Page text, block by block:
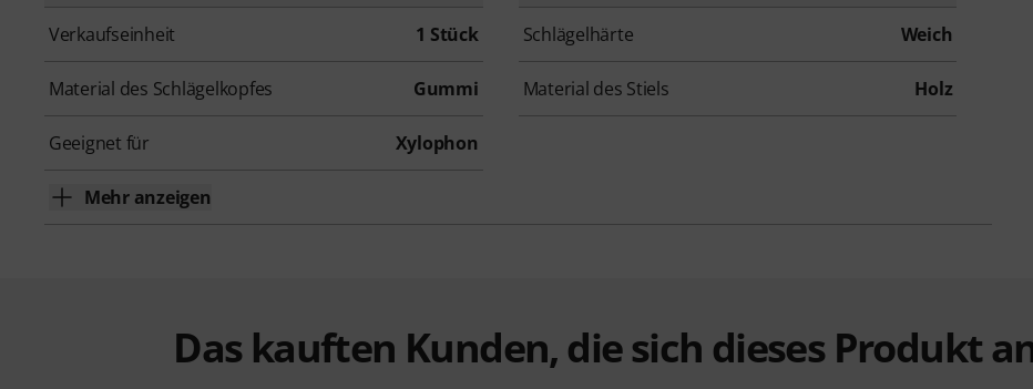
Verkaufseinheit 1 Stück Schlägelhärte Weich
Material des Schlägelkopfes Gummi Material des Stiels Holz
Geeignet für Xylophon
Mehr anzeigen
Das kauften Kunden, die sich dieses Produkt